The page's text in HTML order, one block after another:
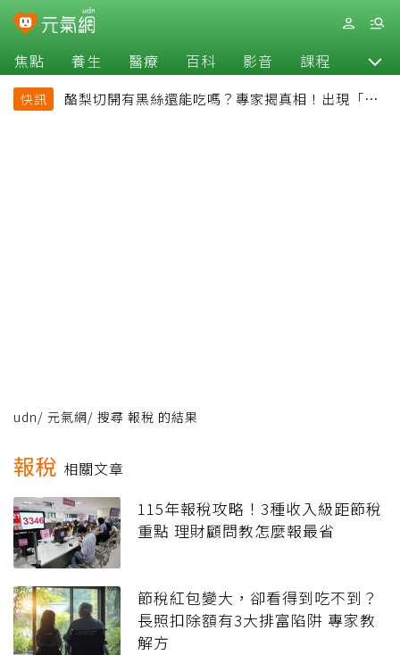
焦點 養生 醫療 百科 影音 課程 退休
快訊
酪梨切開有黑絲還能吃嗎？專家揭真相！出現「3情
udn/ 元氣網/ 搜尋 報稅 的結果
報稅 相關文章
115年報稅攻略！3種收入級距節稅
重點 理財顧問教怎麼報最省
節稅紅包變大，卻看得到吃不到？
長照扣除額有3大排富陷阱 專家教
解方